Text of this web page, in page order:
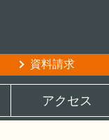
資料請求
アクセス